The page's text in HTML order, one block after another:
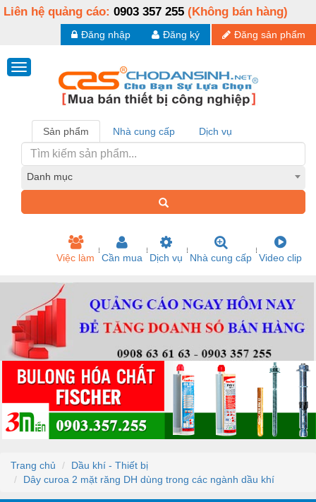
Liên hệ quảng cáo: 0903 357 255 (Không bán hàng)
Đăng sản phẩm
Đăng ký
Đăng nhập
Sản phẩm Nhà cung cấp Dịch vụ
Danh mục
Việc làm Cần mua Dịch vụ Nhà cung cấp Video clip
Trang chủ
Dầu khí - Thiết bị
Dây curoa 2 mặt răng DH dùng trong các ngành dầu khí